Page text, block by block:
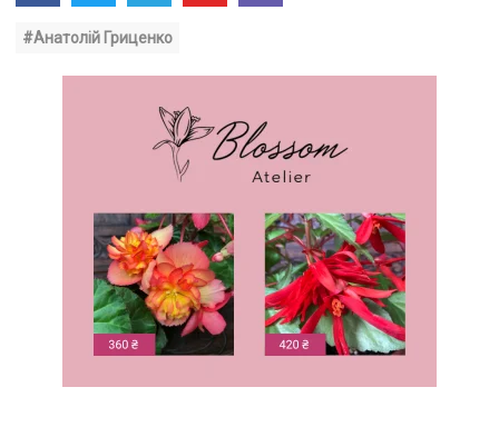
#Анатолій Гриценко